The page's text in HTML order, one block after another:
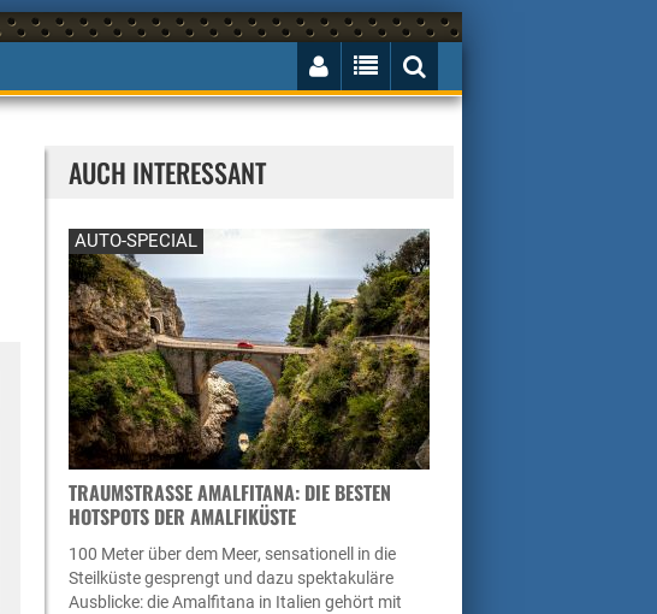
AUCH INTERESSANT
AUTO-SPECIAL
TRAUMSTRASSE AMALFITANA: DIE BESTEN H
OTSPOTS DER AMALFIKÜSTE
100 Meter über dem Meer, sensationell in die
Steilküste gesprengt und dazu spektakuläre
Ausblicke: die Amalfitana in Italien gehört mit